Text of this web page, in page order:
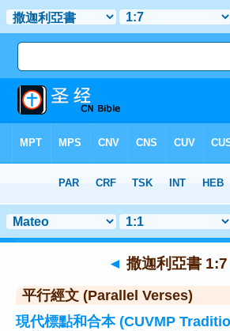
章 1 > 聖經金句 7
◄ 撒迦利亞書 1:7
平行經文 (Parallel Verses)
現代標點和合本 (CUVMP